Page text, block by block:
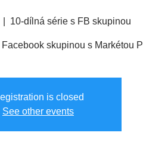
10-dílná série s FB skupinou
skupinou s Markétou
is closed
See other events